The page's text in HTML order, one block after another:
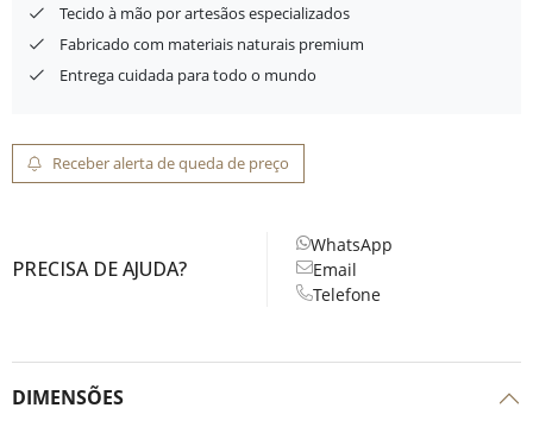
Tecido à mão por artesãos especializados
Fabricado com materiais naturais premium
Entrega cuidada para todo o mundo
Receber alerta de queda de preço
PRECISA DE AJUDA?
WhatsApp
Email
Telefone
DIMENSÕES